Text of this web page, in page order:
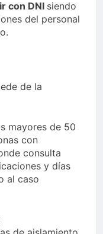
con DNI siendo
del personal
de la
mayores de 50
con
consulta
y días
al caso